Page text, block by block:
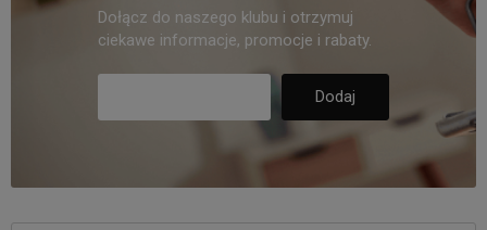
Dołącz do naszego klubu i otrzymuj
ciekawe informacje, promocje i rabaty.